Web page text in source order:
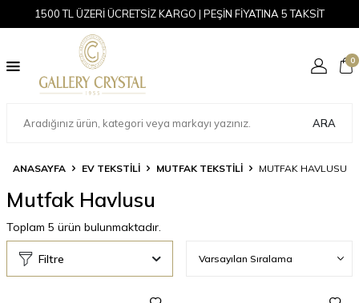
1500 TL ÜZERİ ÜCRETSİZ KARGO | PEŞİN FİYATINA 5 TAKSİT
ARA
0
ANASAYFA EV TEKSTİLİ MUTFAK TEKSTILI MUTFAK HAVLUSU
Mutfak Havlusu
Toplam 5 ürün bulunmaktadır.
Filtre